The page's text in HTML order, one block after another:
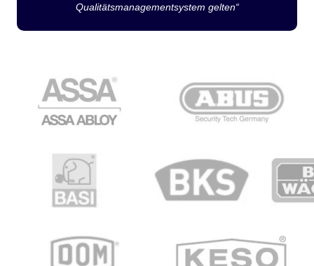
Qualitätsmanagementsystem gelten“